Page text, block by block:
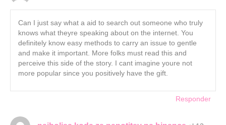
Can I just say what a aid to search out someone who truly
knows what theyre speaking about on the internet. You
definitely know easy methods to carry an issue to gentle
and make it important. More folks must read this and
perceive this side of the story. I cant imagine youre not
more popular since you positively have the gift.
Responder